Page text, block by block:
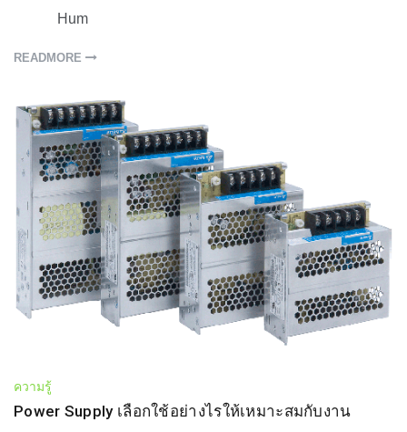
Hum
READMORE
ความรู้
Power Supply เลือกใช้อย่างไรให้เหมาะสมกับงาน